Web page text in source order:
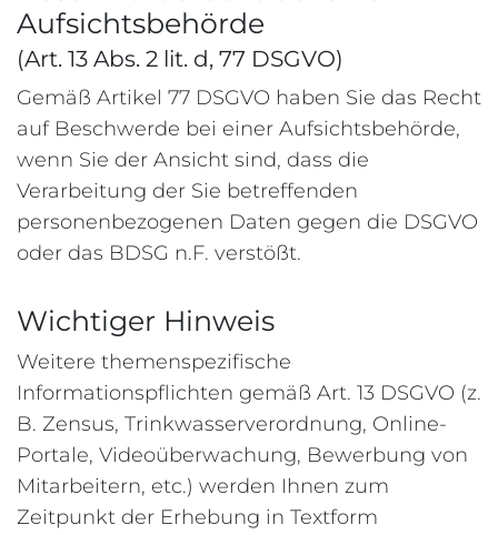
Aufsichtsbehörde
(Art. 13 Abs. 2 lit. d, 77 DSGVO)
Gemäß Artikel 77 DSGVO haben Sie das Recht
auf Beschwerde bei einer Aufsichtsbehörde,
wenn Sie der Ansicht sind, dass die
Verarbeitung der Sie betreffenden
personenbezogenen Daten gegen die DSGVO
oder das BDSG n.F. verstößt.
Wichtiger Hinweis
Weitere themenspezifische
Informationspflichten gemäß Art. 13 DSGVO (z.
B. Zensus, Trinkwasserverordnung, Online-
Portale, Videoüberwachung, Bewerbung von
Mitarbeitern, etc.) werden Ihnen zum
Zeitpunkt der Erhebung in Textform